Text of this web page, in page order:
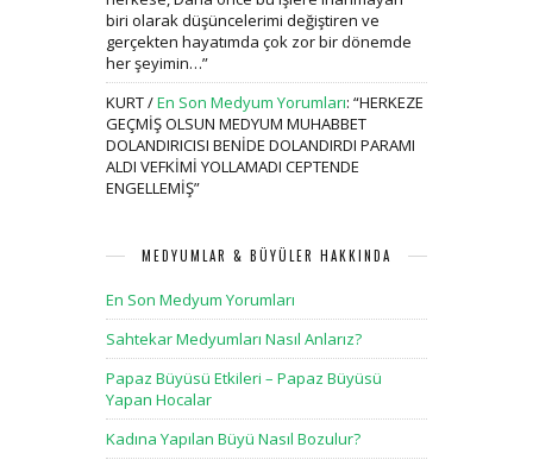
biri olarak düşüncelerimi değiştiren ve
gerçekten hayatımda çok zor bir dönemde
her şeyimin…”
KURT/En Son Medyum Yorumları: “HERKEZE
GEÇMİŞ OLSUN MEDYUM MUHABBET
DOLANDIRICISI BENİDE DOLANDIRDI PARAMI
ALDI VEFKİMİ YOLLAMADI CEPTENDE
ENGELLEMİŞ”
MEDYUMLAR & BÜYÜLER HAKKINDA
En Son Medyum Yorumları
Sahtekar Medyumları Nasıl Anlarız?
Papaz Büyüsü Etkileri – Papaz Büyüsü
Yapan Hocalar
Kadına Yapılan Büyü Nasıl Bozulur?